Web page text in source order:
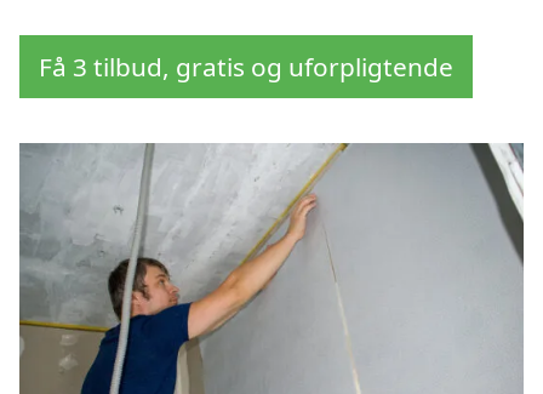
Få 3 tilbud, gratis og uforpligtende